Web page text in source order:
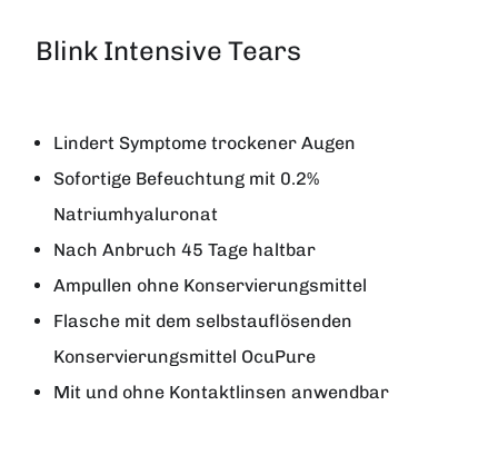
Blink Intensive Tears
Lindert Symptome trockener Augen
Sofortige Befeuchtung mit 0.2%
Natriumhyaluronat
Nach Anbruch 45 Tage haltbar
Ampullen ohne Konservierungsmittel
Flasche mit dem selbstauflösenden
Konservierungsmittel OcuPure
Mit und ohne Kontaktlinsen anwendbar